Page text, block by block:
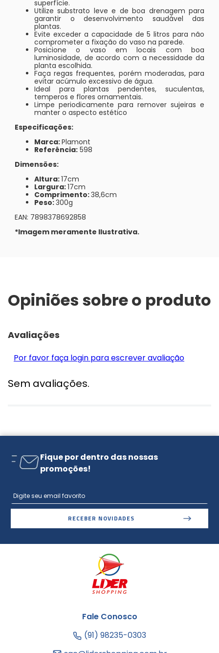
superfície.
Utilize substrato leve e de boa drenagem para
garantir o desenvolvimento saudável das
plantas.
Evite exceder a capacidade de 5 litros para não
comprometer a fixação do vaso na parede.
Posicione o vaso em locais com boa
luminosidade, de acordo com a necessidade da
planta escolhida.
Faça regas frequentes, porém moderadas, para
evitar acúmulo excessivo de água.
Ideal para plantas pendentes, suculentas,
temperos e flores ornamentais.
Limpe periodicamente para remover sujeiras e
manter o aspecto estético
Especificações:
Marca:Plamont
Referência: 598
Dimensões:
Altura:17cm
Largura:17cm
Comprimento:38,6cm
Peso:300g
EAN: 7898378692858
*Imagem meramente Ilustrativa.
Opiniões sobre o produto
Avaliações
Por favor faça login para escrever avaliação
Sem avaliações.
Fique por dentro das nossas
promoções!
RECEBER NOVIDADES
Fale Conosco
(91) 98235-0303